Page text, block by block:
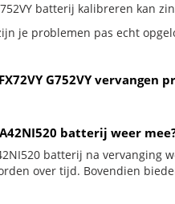
G752VY batterij kalibreren kan
je problemen pas echt
G752VY vervangen
batterij weer
batterij na vervanging
over tijd. Bovendien